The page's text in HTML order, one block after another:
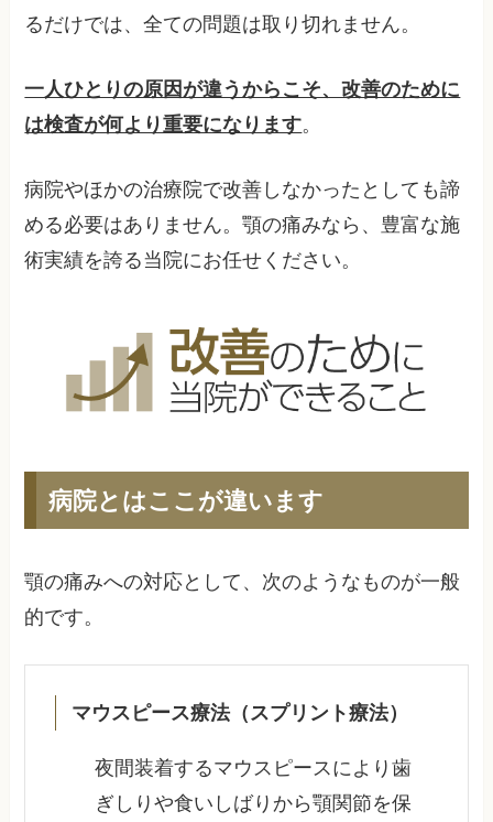
るだけでは、全ての問題は取り切れません。
一人ひとりの原因が違うからこそ、改善のために
は検査が何より重要になります。
病院やほかの治療院で改善しなかったとしても諦
める必要はありません。顎の痛みなら、豊富な施
術実績を誇る当院にお任せください。
病院とはここが違います
顎の痛みへの対応として、次のようなものが一般
的です。
マウスピース療法（スプリント療法）
夜間装着するマウスピースにより歯
ぎしりや食いしばりから顎関節を保